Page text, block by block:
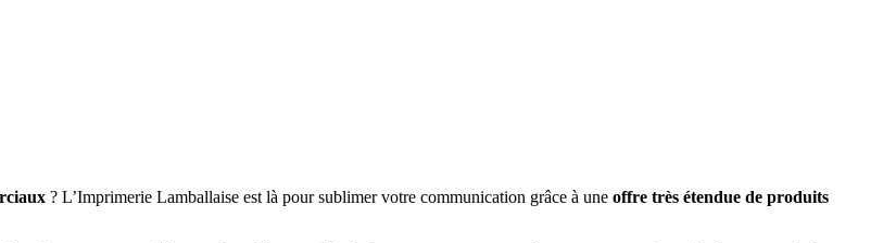
? L’Imprimerie Lamballaise est là pour sublimer votre communication grâce à une offre très étendue de produits